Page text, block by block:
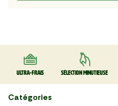
Ultra-frais Sélection minutieuse
Catégories